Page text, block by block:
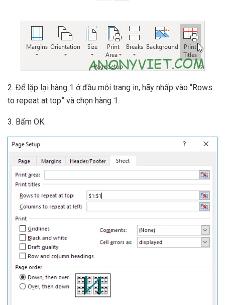
2. Để lặp lại hàng 1 ở đầu mỗi trang in, hãy nhấp vào “Rows
to repeat at top” và chọn hàng 1.
3. Bấm OK.